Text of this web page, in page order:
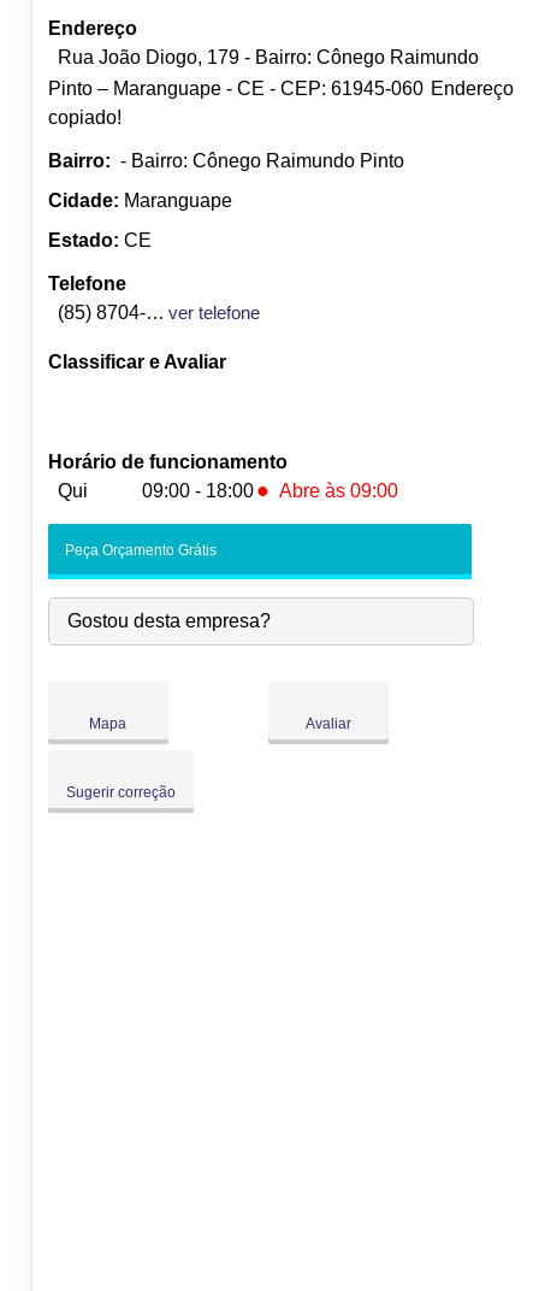
Endereço
Rua João Diogo, 179 - Bairro: Cônego Raimundo
Pinto – Maranguape - CE - CEP: 61945-060 Endereço
copiado!
Bairro: - Bairro: Cônego Raimundo Pinto
Cidade: Maranguape
Estado: CE
Telefone
(85) 8704-7574
ver telefone
Classificar e Avaliar
Horário de funcionamento
Qui
09:00 - 18:00 ● Abre às 09:00
-
Qua:
09:00-18:00
Qui:
09:00-18:00 ●
Peça Orçamento Grátis
Gostou desta empresa?
Mapa Avaliar
Sugerir correção